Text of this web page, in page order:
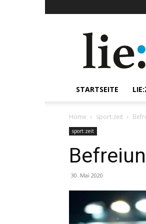
STARTSEITE
Home sport:zeit
sport:zeit
30. Mai 2020